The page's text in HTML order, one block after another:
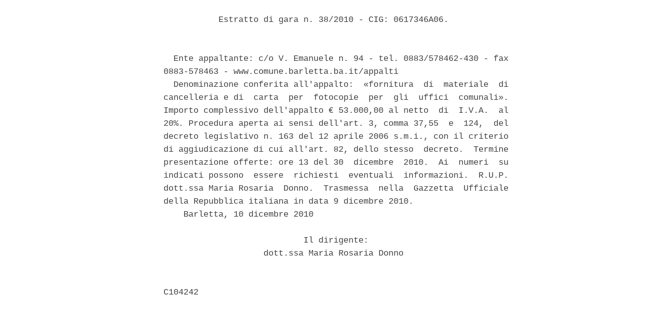
           Estratto di gara n. 38/2010 - CIG: 0617346A06.
  Ente appaltante: c/o V. Emanuele n. 94 - tel. 0883/578462-430 - fax
0883-578463 - www.comune.barletta.ba.it/appalti
  Denominazione conferita all'appalto:  «fornitura  di  materiale  di
cancelleria e di  carta  per  fotocopie  per  gli  uffici  comunali».
Importo complessivo dell'appalto € 53.000,00 al netto  di  I.V.A.  al
20%. Procedura aperta ai sensi dell'art. 3, comma 37,55  e  124,  del
decreto legislativo n. 163 del 12 aprile 2006 s.m.i., con il criterio
di aggiudicazione di cui all'art. 82, dello stesso  decreto.  Termine
presentazione offerte: ore 13 del 30  dicembre  2010.  Ai  numeri  su
indicati possono  essere  richiesti  eventuali  informazioni.  R.U.P.
dott.ssa Maria Rosaria  Donno.  Trasmessa  nella  Gazzetta  Ufficiale
della Repubblica italiana in data 9 dicembre 2010.
    Barletta, 10 dicembre 2010
                            Il dirigente:
                    dott.ssa Maria Rosaria Donno